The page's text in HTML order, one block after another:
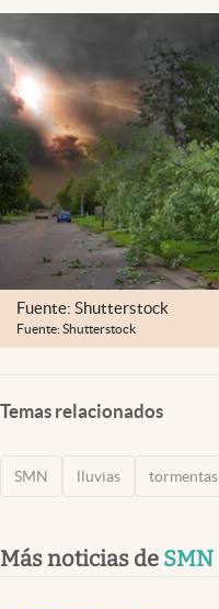
abre en nueva pestaña
México
Fuente: Shutterstock
Fuente: Shutterstock
Temas relacionados
SMN lluvias tormentas
Más noticias de SMN